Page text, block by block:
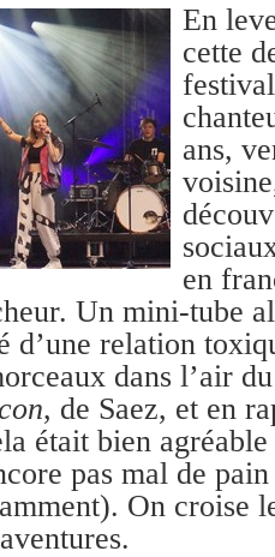
En
cette
ans,
en
Un mini-tube
d’une relation
dans l’air
, de Saez, et en
était bien
pas mal de
On croise